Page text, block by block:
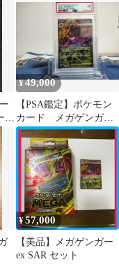
ム
¥49,000
【PSA鑑定】ポケモン
カード メガゲンガー
ex SAR PSA9
¥57,000
【美品】メガゲンガー
ex SAR セット